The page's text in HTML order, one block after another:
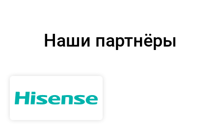
Наши партнёры